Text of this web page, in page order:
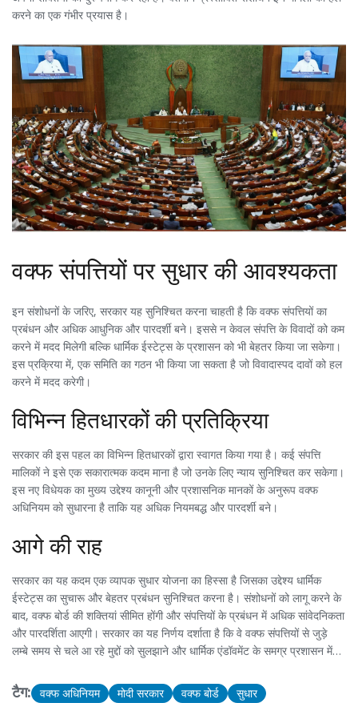
करने का एक गंभीर प्रयास है।
वक्फ संपत्तियों पर सुधार की आवश्यकता
इन संशोधनों के जरिए, सरकार यह सुनिश्चित करना चाहती है कि वक्फ संपत्तियों का
प्रबंधन और अधिक आधुनिक और पारदर्शी बने। इससे न केवल संपत्ति के विवादों को कम
करने में मदद मिलेगी बल्कि धार्मिक ईस्टेट्स के प्रशासन को भी बेहतर किया जा सकेगा।
इस प्रक्रिया में, एक समिति का गठन भी किया जा सकता है जो विवादास्पद दावों को हल
करने में मदद करेगी।
विभिन्न हितधारकों की प्रतिक्रिया
सरकार की इस पहल का विभिन्न हितधारकों द्वारा स्वागत किया गया है। कई संपत्ति
मालिकों ने इसे एक सकारात्मक कदम माना है जो उनके लिए न्याय सुनिश्चित कर सकेगा।
इस नए विधेयक का मुख्य उद्देश्य कानूनी और प्रशासनिक मानकों के अनुरूप वक्फ
अधिनियम को सुधारना है ताकि यह अधिक नियमबद्ध और पारदर्शी बने।
आगे की राह
सरकार का यह कदम एक व्यापक सुधार योजना का हिस्सा है जिसका उद्देश्य धार्मिक
ईस्टेट्स का सुचारू और बेहतर प्रबंधन सुनिश्चित करना है। संशोधनों को लागू करने के
बाद, वक्फ बोर्ड की शक्तियां सीमित होंगी और संपत्तियों के प्रबंधन में अधिक सांवेदनिकता
और पारदर्शिता आएगी। सरकार का यह निर्णय दर्शाता है कि वे वक्फ संपत्तियों से जुड़े
लम्बे समय से चले आ रहे मुद्दों को सुलझाने और धार्मिक एंडॉवमेंट के समग्र प्रशासन में
टैग: वक्फ अधिनियम मोदी सरकार वक्फ बोर्ड सुधार